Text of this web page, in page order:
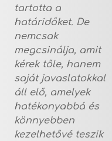
tartotta a
határidőket. De
nemcsak
megcsinálja, amit
kérek tőle, hanem
saját javaslatokkal
áll elő, amelyek
hatékonyabbá és
könnyebben
kezelhetővé teszik